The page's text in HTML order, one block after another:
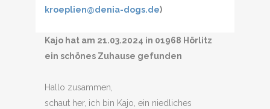
kroeplien@denia-dogs.de)
Kajo hat am 21.03.2024 in 01968 Hörlitz
ein schönes Zuhause gefunden
Hallo zusammen,
schaut her, ich bin Kajo, ein niedliches